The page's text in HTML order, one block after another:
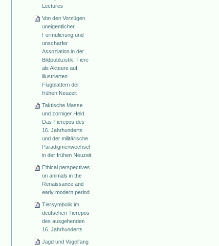
Lectures
Von den Vorzügen
uneigentlicher
Formulierung und
unscharfer
Assoziation in der
Bildpublizistik. Tiere
als Akteure auf
illustrierten
Flugblättern der
frühen Neuzeit
Taktische Masse
und zorniger Held.
Das Tierepos des
16. Jahrhunderts
und der militärische
Paradigmenwechsel
in der frühen Neuzeit
Ethical perspectives
on animals in the
Renaissance and
early modern period
Tiersymbolik im
deutschen Tierepos
des ausgehenden
16. Jahrhunderts
Jagd und Vogelfang